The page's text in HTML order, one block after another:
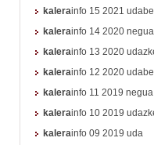
kalerainfo 15 2021
kalerainfo 14 2020 negua
kalerainfo 13 2020
kalerainfo 12 2020
kalerainfo 11 2019 negua
kalerainfo 10 2019
kalerainfo 09 2019 uda